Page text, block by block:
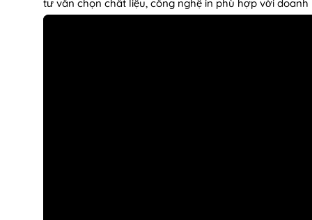
tư vấn chọn chất liệu, công nghệ in phù hợp với doanh